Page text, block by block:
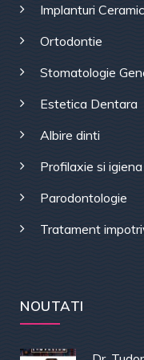
Implanturi
Ortodontie
Stomatologie
Estetica Dentara
Albire dinti
Profilaxie si
Parodontologie
Tratament
NOUTATI